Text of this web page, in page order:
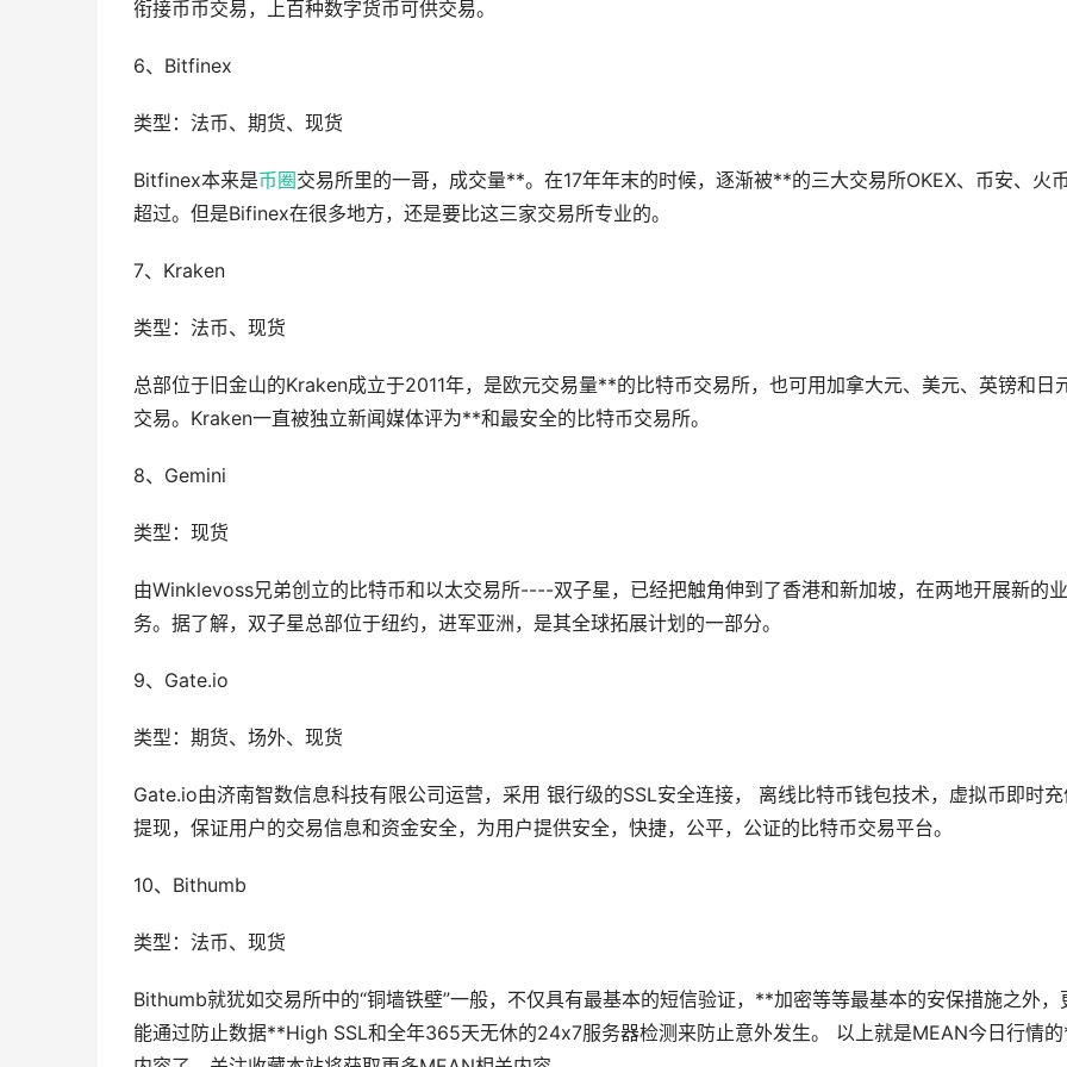
衔接币币交易，上百种数字货币可供交易。
6、Bitfinex
类型：法币、期货、现货
Bitfinex本来是币圈交易所里的一哥，成交量**。在17年年末的时候，逐渐被**的三大交易所OKEX、币安、火
超过。但是Bifinex在很多地方，还是要比这三家交易所专业的。
7、Kraken
类型：法币、现货
总部位于旧金山的Kraken成立于2011年，是欧元交易量**的比特币交易所，也可用加拿大元、美元、英镑和日
交易。Kraken一直被独立新闻媒体评为**和最安全的比特币交易所。
8、Gemini
类型：现货
由Winklevoss兄弟创立的比特币和以太交易所----双子星，已经把触角伸到了香港和新加坡，在两地开展新的业
务。据了解，双子星总部位于纽约，进军亚洲，是其全球拓展计划的一部分。
9、Gate.io
类型：期货、场外、现货
Gate.io由济南智数信息科技有限公司运营，采用 银行级的SSL安全连接， 离线比特币钱包技术，虚拟币即时
提现，保证用户的交易信息和资金安全，为用户提供安全，快捷，公平，公证的比特币交易平台。
10、Bithumb
类型：法币、现货
Bithumb就犹如交易所中的“铜墙铁壁”一般，不仅具有最基本的短信验证，**加密等等最基本的安保措施之外，
能通过防止数据**High SSL和全年365天无休的24x7服务器检测来防止意外发生。 以上就是MEAN今日行情